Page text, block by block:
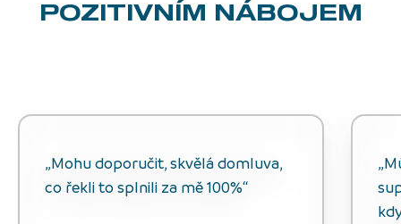
POZITIVNÍM NÁBOJEM
„Mohu doporučit, skvělá domluva,
co řekli to splnili za mě 100%“